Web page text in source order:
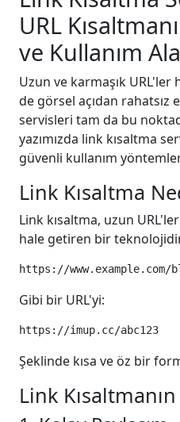
URL
ve Kullanım
Uzun ve karmaşık URL'ler
de görsel açıdan rahatsız
servisleri tam da bu
yazımızda link kısaltma
güvenli kullanım
Link Kısaltma
Link kısaltma, uzun
hale getiren bir
Gibi bir URL'yi:
Şeklinde kısa ve öz bir
Link